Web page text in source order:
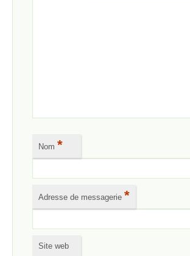
Nom *
Adresse de messagerie *
Site web